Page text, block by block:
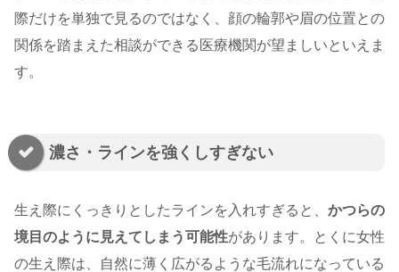
際だけを単独で見るのではなく、顔の輪郭や眉の位置との
関係を踏まえた相談ができる医療機関が望ましいといえま
す。
濃さ・ラインを強くしすぎない
生え際にくっきりとしたラインを入れすぎると、 かつらの
境目のように見えてしまう可能性があります。とくに女性
の生え際は、自然に薄く広がるような毛流れになっている